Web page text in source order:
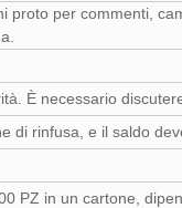
proto per commenti,
È necessario
di rinfusa, e il saldo
PZ in un cartone,